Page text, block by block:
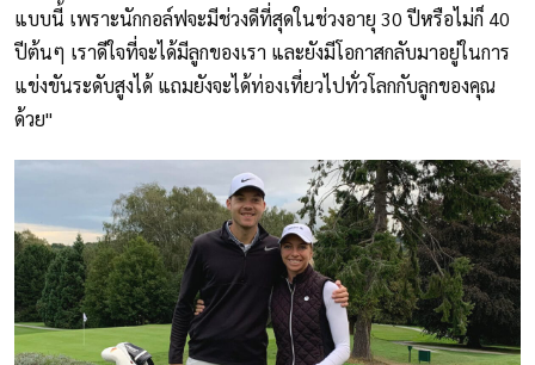
แบบนี้ เพราะนักกอล์ฟจะมีช่วงดีที่สุดในช่วงอายุ 30 ปีหรือไม่ก็ 40
ปีต้นๆ เราดีใจที่จะได้มีลูกของเรา และยังมีโอกาสกลับมาอยู่ในการ
แข่งขันระดับสูงได้ แถมยังจะได้ท่องเที่ยวไปทั่วโลกกับลูกของคุณ
ด้วย"